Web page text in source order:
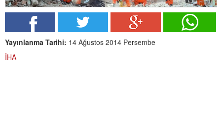
Yayınlanma Tarihi: 14 Ağustos 2014 Persembe
İHA